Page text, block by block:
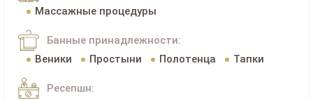
Массажные процедуры
Банные принадлежности:
Веники
Простыни Полотенца Тапки
Ресепшн: